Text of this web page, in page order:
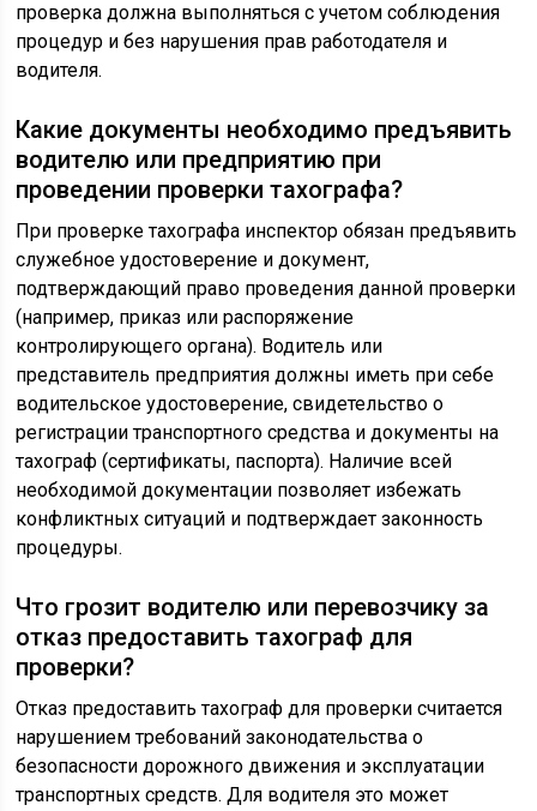
проверка должна выполняться с учетом соблюдения
процедур и без нарушения прав работодателя и
водителя.
Какие документы необходимо предъявить
водителю или предприятию при
проведении проверки тахографа?
При проверке тахографа инспектор обязан предъявить
служебное удостоверение и документ,
подтверждающий право проведения данной проверки
(например, приказ или распоряжение
контролирующего органа). Водитель или
представитель предприятия должны иметь при себе
водительское удостоверение, свидетельство о
регистрации транспортного средства и документы на
тахограф (сертификаты, паспорта). Наличие всей
необходимой документации позволяет избежать
конфликтных ситуаций и подтверждает законность
процедуры.
Что грозит водителю или перевозчику за
отказ предоставить тахограф для
проверки?
Отказ предоставить тахограф для проверки считается
нарушением требований законодательства о
безопасности дорожного движения и эксплуатации
транспортных средств. Для водителя это может